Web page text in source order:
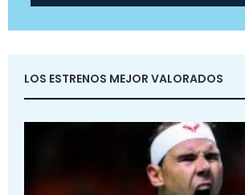
LOS ESTRENOS MEJOR VALORADOS